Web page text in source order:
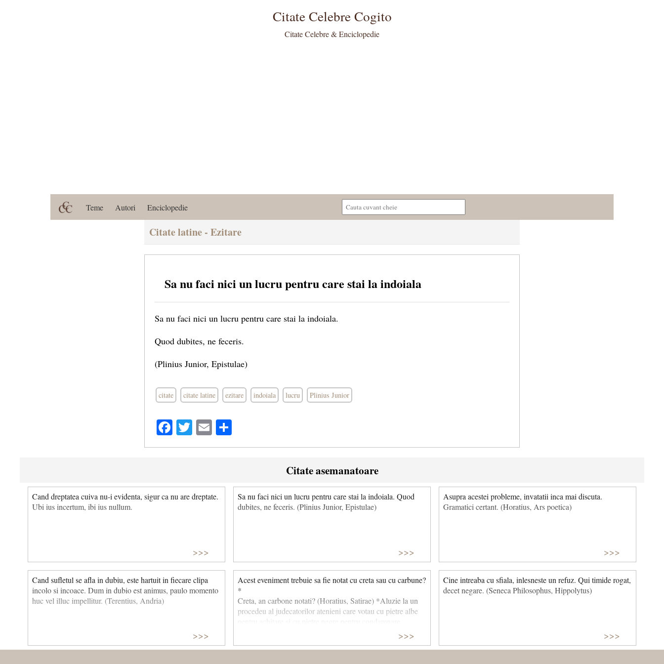
Citate Celebre Cogito
Citate Celebre & Enciclopedie
Teme Autori Enciclopedie
Citate latine - Ezitare
Sa nu faci nici un lucru pentru care stai la indoiala
Sa nu faci nici un lucru pentru care stai la indoiala.
Quod dubites, ne feceris.
(Plinius Junior, Epistulae)
citate citate latine ezitare indoiala lucru Plinius Junior
Facebook
Twitter
Email
Citate asemanatoare
Cand dreptatea cuiva nu-i evidenta, sigur ca nu are dreptate.
Ubi ius incertum, ibi ius nullum.
>>>
Sa nu faci nici un lucru pentru care stai la indoiala. Quod
dubites, ne feceris. (Plinius Junior, Epistulae)
>>>
Asupra acestei probleme, invatatii inca mai discuta.
Gramatici certant. (Horatius, Ars poetica)
>>>
Cand sufletul se afla in dubiu, este hartuit in fiecare clipa
incolo si incoace. Dum in dubio est animus, paulo momento
huc vel illuc impellitur. (Terentius, Andria)
>>>
Acest eveniment trebuie sa fie notat cu creta sau cu carbune?
*
Creta, an carbone notati? (Horatius, Satirae) *Aluzie la un
procedeu al judecatorilor atenieni care votau cu pietre albe
pentru achitare si cu pietre negre pentru condamnare.
>>>
Cine intreaba cu sfiala, inlesneste un refuz. Qui timide rogat,
decet negare. (Seneca Philosophus, Hippolytus)
>>>